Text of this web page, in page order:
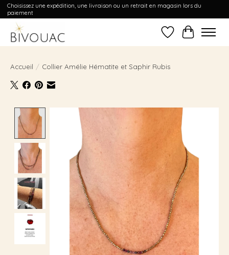
Choisissez une expédition, une livraison ou un retrait en magasin lors du
paiement
Liste dePanier
Accueil / Collier Amélie Hématite et Saphir Rubis
Product image slideshow Items